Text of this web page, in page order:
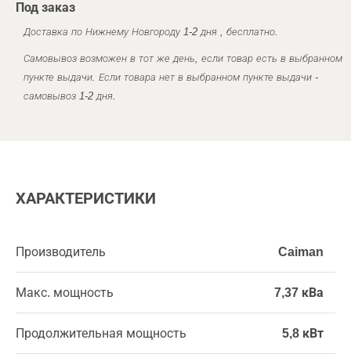
Под заказ
Доставка по Нижнему Новгороду 1-2 дня , бесплатно.
Самовывоз возможен в тот же день, если товар есть в выбранном
пункте выдачи. Если товара нет в выбранном пункте выдачи -
самовывоз 1-2 дня.
ХАРАКТЕРИСТИКИ
Производитель Caiman
Макс. мощность 7,37 кВа
Продолжительная мощность 5,8 кВт